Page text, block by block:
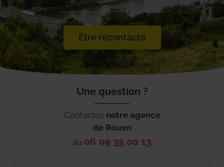
Être recontacté
Une question ?
Contactez notre agence
de Rouen
au 06 09 35 00 13